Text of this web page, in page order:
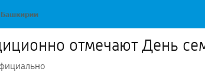
отмечают День